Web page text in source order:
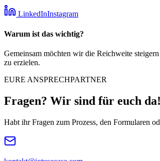
LinkedInInstagram
Warum ist das wichtig?
Gemeinsam möchten wir die Reichweite
zu erzielen.
EURE ANSPRECHPARTNER
Fragen? Wir sind für euch da!
Habt ihr Fragen zum Prozess, den Formularen